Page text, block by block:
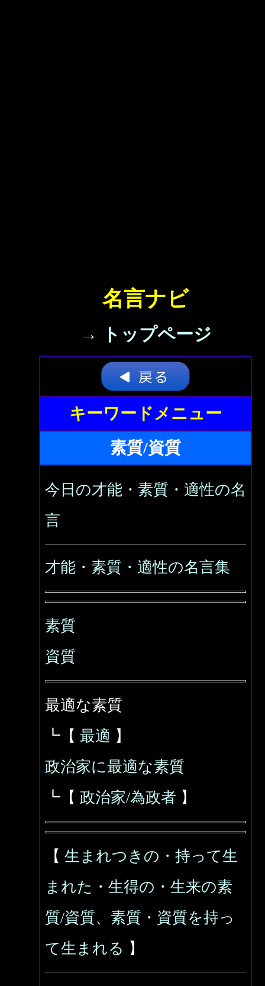
名言ナビ
→ トップページ
キーワードメニュー
素質/資質
今日の才能・素質・適性の名
言
才能・素質・適性の名言集
素質
資質
最適な素質
┗【 最適 】
政治家に最適な素質
┗【 政治家/為政者 】
【 生まれつきの・持って生
まれた・生得の・生来の素
質/資質、素質・資質を持っ
て生まれる 】